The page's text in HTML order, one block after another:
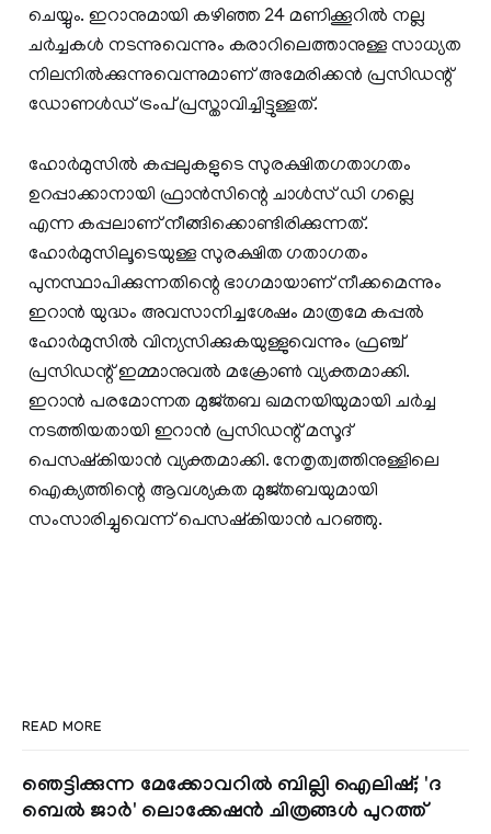
ചെയ്യും. ഇറാനുമായി കഴിഞ്ഞ 24 മണിക്കൂറിൽ നല്ല
ചർച്ചകൾ നടന്നുവെന്നും കരാറിലെത്താനുള്ള സാധ്യത
നിലനിൽക്കുന്നുവെന്നുമാണ് അമേരിക്കൻ പ്രസിഡന്റ്
ഡോണൾഡ് ട്രംപ് പ്രസ്താവിച്ചിട്ടുള്ളത്.
ഹോർമുസിൽ കപ്പലുകളുടെ സുരക്ഷിതഗതാഗതം
ഉറപ്പാക്കാനായി ഫ്രാൻസിന്റെ ചാൾസ് ഡി ഗല്ലെ
എന്ന കപ്പലാണ് നീങ്ങിക്കൊണ്ടിരിക്കുന്നത്.
ഹോർമുസിലൂടെയുള്ള സുരക്ഷിത ഗതാഗതം
പുനസ്ഥാപിക്കുന്നതിന്റെ ഭാഗമായാണ് നീക്കമെന്നും
ഇറാൻ യുദ്ധം അവസാനിച്ചശേഷം മാത്രമേ കപ്പൽ
ഹോർമുസിൽ വിന്യസിക്കുകയുള്ളുവെന്നും ഫ്രഞ്ച്
പ്രസിഡന്റ് ഇമ്മാനുവൽ മക്രോൺ വ്യക്തമാക്കി.
ഇറാൻ പരമോന്നത മുജ്തബ ഖമനയിയുമായി ചർച്ച
നടത്തിയതായി ഇറാൻ പ്രസിഡന്റ് മസൂദ്
പെസഷ്‌കിയാൻ വ്യക്തമാക്കി. നേതൃത്വത്തിനുള്ളിലെ
ഐക്യത്തിന്റെ ആവശ്യകത മുജ്തബയുമായി
സംസാരിച്ചുവെന്ന് പെസഷ്‌കിയാൻ പറഞ്ഞു.
READ MORE
ഞെട്ടിക്കുന്ന മേക്കോവറിൽ ബില്ലി ഐലിഷ്; 'ദ
ബെൽ ജാർ' ലൊക്കേഷൻ ചിത്രങ്ങൾ പുറത്ത്